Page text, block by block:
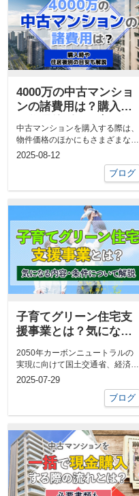
4000万の中古マンショ
ンの諸費用は？購入時
や住居後別の目安も解
説
中古マンションを購入する際は、
物件価格のほかにもさまざまな諸
費用がかかります。これらの費用
2025-08-12
ブログ
子育てグリーン住宅支
援事業とは？気になる
説
2050年カーボンニュートラルの
実現に向けて国土交通省、経済産
業省、環境省はさまざまな支援制
2025-07-29
ブログ